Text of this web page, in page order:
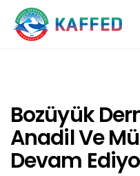
Bozüyük
Anadil Ve
Devam